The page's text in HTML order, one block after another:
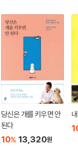
어 사리분별은 물론,
를 발표해 화제가 됐
는 게 잘못된 일이기
도 말했는데 “개들은
맞추어 나간다”는 것
의 머리와 가슴에 담
학에서 뜨거운 감자인
“개들이 생각하고 느
이를 뒷받침하며, 개를
요가 있다”고 역설한
당신은 개를 키우면 안
된다
10% 13,320원